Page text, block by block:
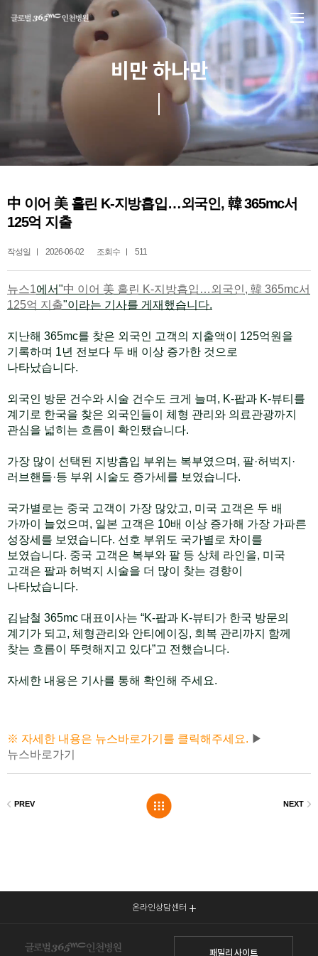
본문 바로가기
비만 하나만
中 이어 美 홀린 K-지방흡입…외국인, 韓 365mc서
125억 지출
작성일 2026-06-02 조회수 511
뉴스1에서"中 이어 美 홀린 K-지방흡입…외국인, 韓 365mc서
125억 지출"이라는 기사를 게재했습니다.
지난해 365mc를 찾은 외국인 고객의 지출액이 125억원을
기록하며 1년 전보다 두 배 이상 증가한 것으로
나타났습니다.
외국인 방문 건수와 시술 건수도 크게 늘며, K-팝과 K-뷰티를
계기로 한국을 찾은 외국인들이 체형 관리와 의료관광까지
관심을 넓히는 흐름이 확인됐습니다.
가장 많이 선택된 지방흡입 부위는 복부였으며, 팔·허벅지·
러브핸들·등 부위 시술도 증가세를 보였습니다.
국가별로는 중국 고객이 가장 많았고, 미국 고객은 두 배
가까이 늘었으며, 일본 고객은 10배 이상 증가해 가장 가파른
성장세를 보였습니다. 선호 부위도 국가별로 차이를
보였습니다. 중국 고객은 복부와 팔 등 상체 라인을, 미국
고객은 팔과 허벅지 시술을 더 많이 찾는 경향이
나타났습니다.
김남철 365mc 대표이사는 “K-팝과 K-뷰티가 한국 방문의
계기가 되고, 체형관리와 안티에이징, 회복 관리까지 함께
찾는 흐름이 뚜렷해지고 있다”고 전했습니다.
자세한 내용은 기사를 통해 확인해 주세요.
※ 자세한 내용은 뉴스바로가기를 클릭해주세요. ▶
뉴스바로가기
온라인상담센터
패밀리 사이트